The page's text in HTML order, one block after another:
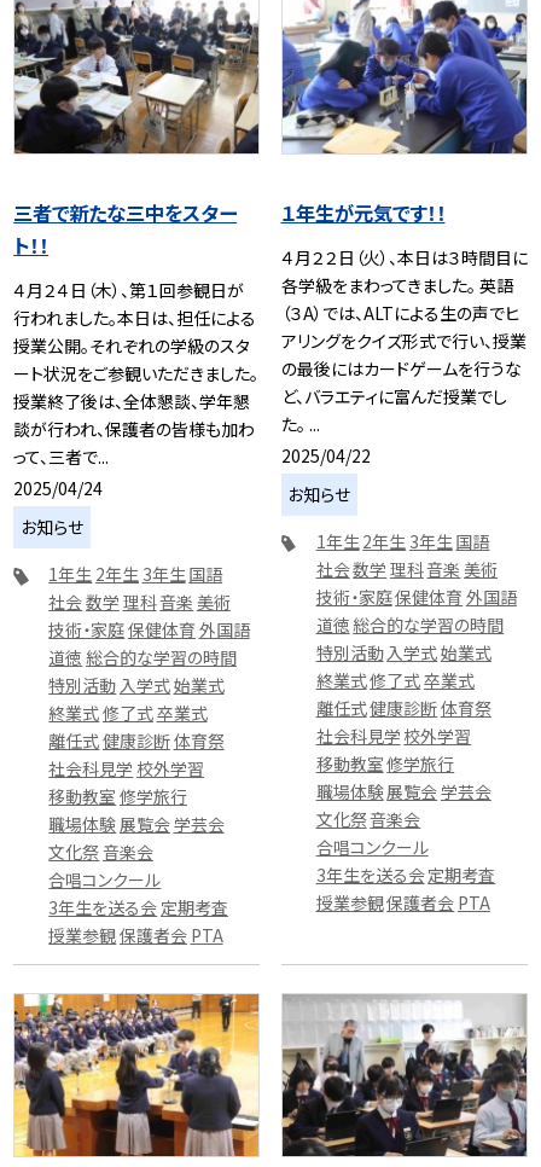
三者で新たな三中をスター
ト！！
４月２４日（木）、第１回参観日が
行われました。本日は、担任による
授業公開。それぞれの学級のスタ
ート状況をご参観いただきました。
授業終了後は、全体懇談、学年懇
談が行われ、保護者の皆様も加わ
って、三者で...
2025/04/24
お知らせ
1年生 2年生 3年生 国語
社会数学 理科音楽 美術
技術・家庭保健体育 外国語
道徳 総合的な学習の時間
特別活動 入学式始業式
終業式修了式卒業式
離任式健康診断体育祭
社会科見学 校外学習
移動教室 修学旅行
職場体験 展覧会学芸会
文化祭音楽会
合唱コンクール
3年生を送る会 定期考査
授業参観保護者会 PTA
１年生が元気です！！
４月２２日（火）、本日は３時間目に
各学級をまわってきました。 英語
（３A）では、ALTによる生の声でヒ
アリングをクイズ形式で行い、授業
の最後にはカードゲームを行うな
ど、バラエティに富んだ授業でし
た。 ...
2025/04/22
お知らせ
1年生 2年生 3年生 国語
社会数学 理科音楽 美術
技術・家庭保健体育 外国語
道徳総合的な学習の時間
特別活動 入学式始業式
終業式修了式卒業式
離任式健康診断体育祭
社会科見学 校外学習
移動教室修学旅行
職場体験展覧会学芸会
文化祭音楽会
合唱コンクール
3年生を送る会定期考査
授業参観保護者会 PTA